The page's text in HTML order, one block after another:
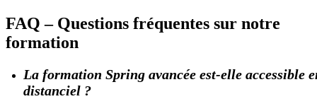
FAQ – Questions fréquentes sur notre
formation
La formation Spring avancée est-elle accessible
distanciel ?